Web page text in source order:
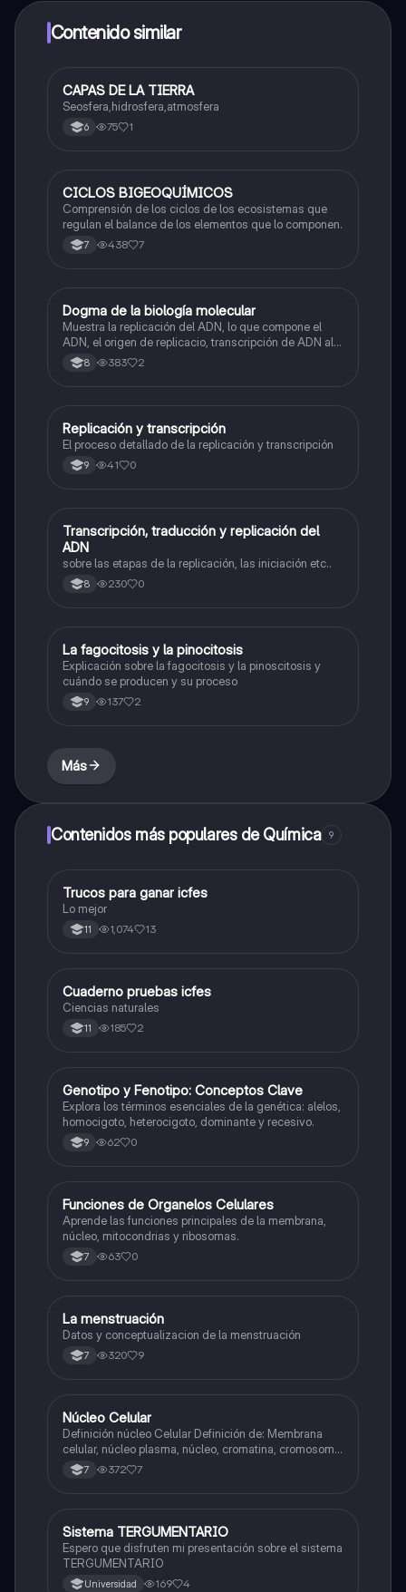
a determinadas funciones.
Contenido similar
Biologia
CAPAS DE LA TIERRA
Seosfera,hidrosfera,atmosfera
6 75 1
Biologia
CICLOS BIGEOQUÍMICOS
Comprensión de los ciclos de los ecosistemas que
regulan el balance de los elementos que lo componen.
7 438 7
Biologia
Dogma de la biología molecular
Muestra la replicación del ADN, lo que compone el
ADN, el origen de replicacio, transcripción de ADN al
ARN y traducción de ARN a proteína.
8 383 2
Biologia
Replicación y transcripción
El proceso detallado de la replicación y transcripción
9 41 0
Biologia
Transcripción, traducción y replicación del
ADN
sobre las etapas de la replicación, las iniciación etc..
8 230 0
Biologia
La fagocitosis y la pinocitosis
Explicación sobre la fagocitosis y la pinoscitosis y
cuándo se producen y su proceso
9 137 2
Más
Contenidos más populares de Química 9
Química
Trucos para ganar icfes
Lo mejor
11 1,074 13
Biologia
Cuaderno pruebas icfes
Ciencias naturales
11 185 2
GBiologia
Genotipo y Fenotipo: Conceptos Clave
Explora los términos esenciales de la genética: alelos,
homocigoto, heterocigoto, dominante y recesivo.
9 62 0
FBiologia
Funciones de Organelos Celulares
Aprende las funciones principales de la membrana,
núcleo, mitocondrias y ribosomas.
7 63 0
Biologia
La menstruación
Datos y conceptualizacion de la menstruación
7 320 9
Biologia
Núcleo Celular
Definición núcleo Celular Definición de: Membrana
celular, núcleo plasma, núcleo, cromatina, cromosoma
Interfase Fases de la interfase
7 372 7
Biologia
Sistema TERGUMENTARIO
Espero que disfruten mi presentación sobre el sistema
TERGUMENTARIO
Universidad 169 4